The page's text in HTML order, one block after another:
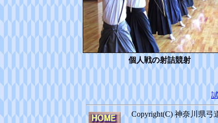
個人戦の射詰競射
Copyright(C) 神奈